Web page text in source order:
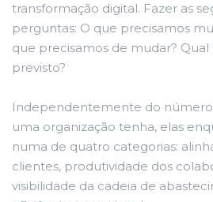
transformação digital. Fazer as
perguntas: O que precisamos
que precisamos de mudar?
previsto?
Independentemente do número
uma organização tenha, elas
numa de quatro categorias:
clientes, produtividade dos
visibilidade da cadeia de